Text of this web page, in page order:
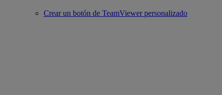
Crear un botón de TeamViewer personalizado